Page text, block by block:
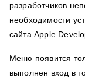
разработчиков
необходимости
сайта Apple
Меню появится
выполнен вход в